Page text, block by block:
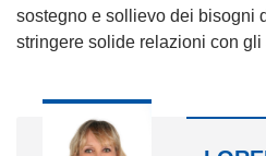
sostegno e sollievo dei bisogni
stringere solide relazioni con gli